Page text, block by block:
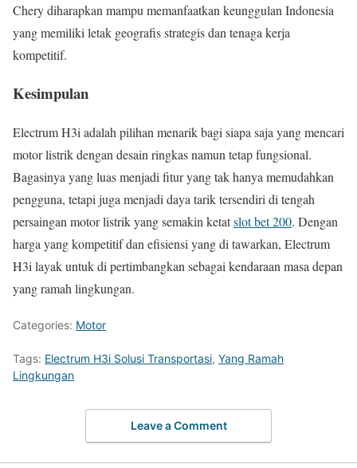
Chery diharapkan mampu memanfaatkan keunggulan Indonesia
yang memiliki letak geografis strategis dan tenaga kerja
kompetitif.
Kesimpulan
Electrum H3i adalah pilihan menarik bagi siapa saja yang mencari
motor listrik dengan desain ringkas namun tetap fungsional.
Bagasinya yang luas menjadi fitur yang tak hanya memudahkan
pengguna, tetapi juga menjadi daya tarik tersendiri di tengah
persaingan motor listrik yang semakin ketatslot bet 200. Dengan
harga yang kompetitif dan efisiensi yang di tawarkan, Electrum
H3i layak untuk di pertimbangkan sebagai kendaraan masa depan
yang ramah lingkungan.
Categories: Motor
Tags: Electrum H3i Solusi Transportasi, Yang Ramah
Lingkungan
Leave a Comment